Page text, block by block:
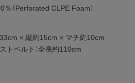
％（Perforated CLPE Foam）
× 縦約15cm × マチ約10cm
トベルト：全長約110cm